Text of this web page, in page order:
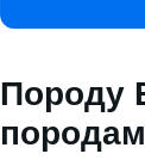
Породу